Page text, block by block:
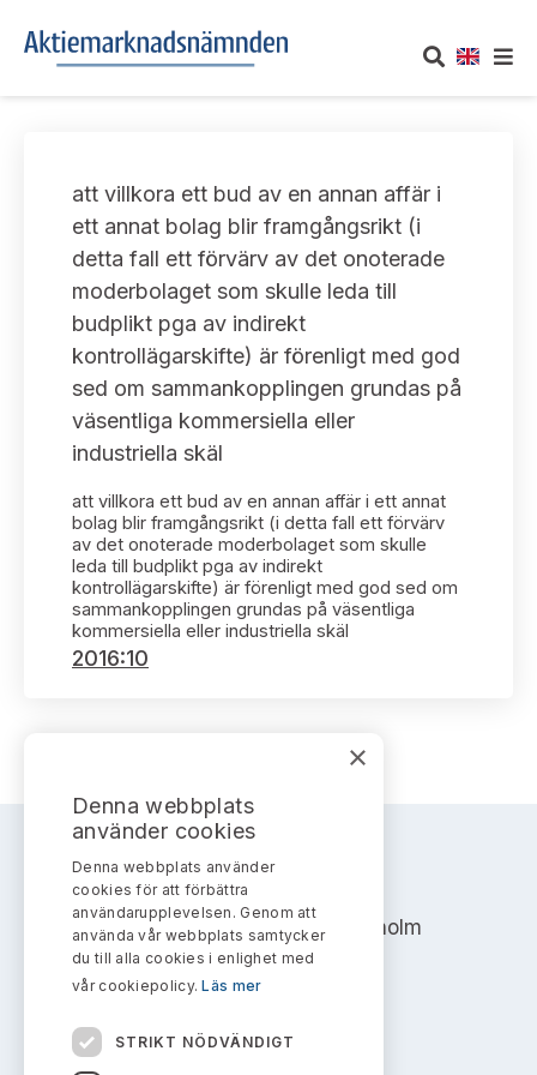
Om oss
Vårt uppdrag
Informationsgivning
Arbetssätt och jävsfrågor
Stadgar
Arbetsordning
Ledamöter
Huvudmän
UTTALANDEN
Om nämndens uttalanden
Framställningar och konsultation
Uttalanden sorterade efter publiceringsdatum
Samtliga uttalanden sorterade årsvis
Uttalanden sorterade ämnesvis
Sök uttalanden
Avgifter
TAKEOVER-REGLER
Takeover-regler för reglerade marknader och vissa
handelsplattformar
AKTUELLT
Nyheter och pressmeddelanden
Bildarkiv
KONTAKT
Kontakt angående ansökningar och uttalanden
Kontakt administrativa ärenden
att villkora ett bud av en annan affär i
ett annat bolag blir framgångsrikt (i
detta fall ett förvärv av det onoterade
moderbolaget som skulle leda till
budplikt pga av indirekt
kontrollägarskifte) är förenligt med god
sed om sammankopplingen grundas på
väsentliga kommersiella eller
industriella skäl
att villkora ett bud av en annan affär i ett annat
bolag blir framgångsrikt (i detta fall ett förvärv
av det onoterade moderbolaget som skulle
leda till budplikt pga av indirekt
kontrollägarskifte) är förenligt med god sed om
sammankopplingen grundas på väsentliga
kommersiella eller industriella skäl
2016:10
AKTIEMARKNADSNÄMNDEN
Address: Box 7354, 103 90 Stockholm
info@aktiemarknadsnamnden.se
Om innehållet
×
Denna webbplats
använder cookies
Denna webbplats använder
cookies för att förbättra
användarupplevelsen. Genom att
använda vår webbplats samtycker
du till alla cookies i enlighet med
vår cookiepolicy.Läs mer
STRIKT NÖDVÄNDIGT